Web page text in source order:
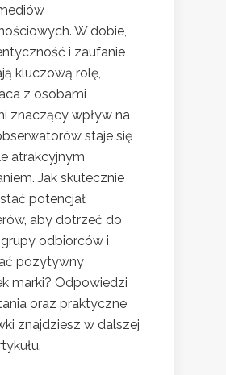
W dobie,
i zaufanie
kluczową rolę,
z osobami
znaczący wpływ na
staje się
atrakcyjnym
Jak skutecznie
potencjał
aby dotrzeć do
odbiorców i
pozytywny
marki? Odpowiedzi
oraz praktyczne
znajdziesz w dalszej